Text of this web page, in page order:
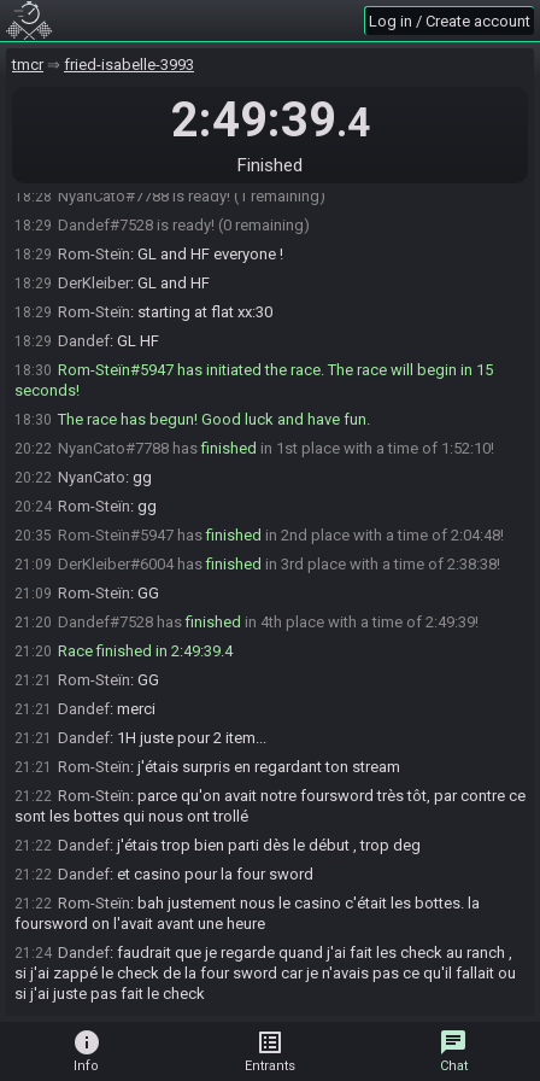
Log in / Create account
tmcr fried-isabelle-3993
2:49:39.4
Finished
18:21
DerKleiber#6004 is ready! (3 remaining)
Rom-Steïn#5947 is ready! (2 remaining)
18:28 NyanCato#7788 is ready! (1 remaining)
18:29 Dandef#7528 is ready! (0 remaining)
18:29 Rom-Steïn: GL and HF everyone !
18:29 DerKleiber: GL and HF
18:29 Rom-Steïn: starting at flat xx:30
18:29 Dandef: GL HF
18:30 Rom-Steïn#5947 has initiated the race. The race will begin in 15
seconds!
18:30 The race has begun! Good luck and have fun.
20:22 NyanCato#7788 hasfinished in 1st place with a time of 1:52:10!
20:22 NyanCato: gg
20:24 Rom-Steïn: gg
20:35 Rom-Steïn#5947 hasfinished in 2nd place with a time of 2:04:48!
21:09 DerKleiber#6004 hasfinished in 3rd place with a time of 2:38:38!
21:09 Rom-Steïn: GG
21:20 Dandef#7528 hasfinished in 4th place with a time of 2:49:39!
21:20 Race finished in 2:49:39.4
21:21 Rom-Steïn: GG
21:21 Dandef: merci
21:21 Dandef: 1H juste pour 2 item...
21:21 Rom-Steïn: j'étais surpris en regardant ton stream
21:22 Rom-Steïn: parce qu'on avait notre foursword très tôt, par contre ce
sont les bottes qui nous ont trollé
21:22 Dandef: j'étais trop bien parti dès le début , trop deg
21:22 Dandef: et casino pour la four sword
21:22 Rom-Steïn: bah justement nous le casino c'était les bottes. la
foursword on l'avait avant une heure
21:24 Dandef: faudrait que je regarde quand j'ai fait les check au ranch ,
si j'ai zappé le check de la four sword car je n'avais pas ce qu'il fallait ou
si j'ai juste pas fait le check
info
Info
list_alt
Entrants
chat
Chat